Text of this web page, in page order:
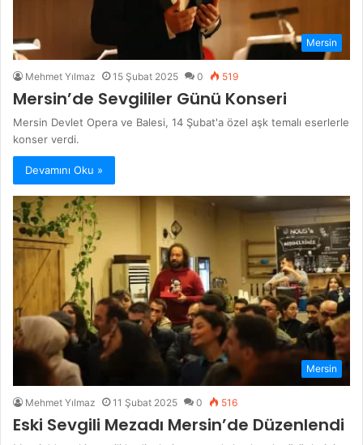
Mersin
Mehmet Yılmaz 15 Şubat 2025 0 519
Mersin’de Sevgililer Günü Konseri
Mersin Devlet Opera ve Balesi, 14 Şubat'a özel aşk temalı eserlerle
konser verdi.
Devamını Oku »
Mersin
Mehmet Yılmaz 11 Şubat 2025 0 516
Eski Sevgili Mezadı Mersin’de Düzenlendi